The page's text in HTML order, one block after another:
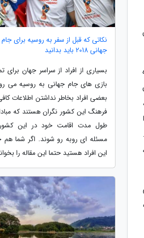
نکاتی که قبل از سفر به روسیه برای جام
جهانی 2018 باید بدانید
بسیاری از افراد از سراسر جهان برای
بازی های جام جهانی به روسیه می
بعضی افراد بخاطر نداشتن اطلاعات
فرهنگ این کشور نگران هستند که
طول مدت اقامت خود در این
مسئله ای روبه رو شوند. اگر شما هم
این افراد هستید حتما این مقاله را